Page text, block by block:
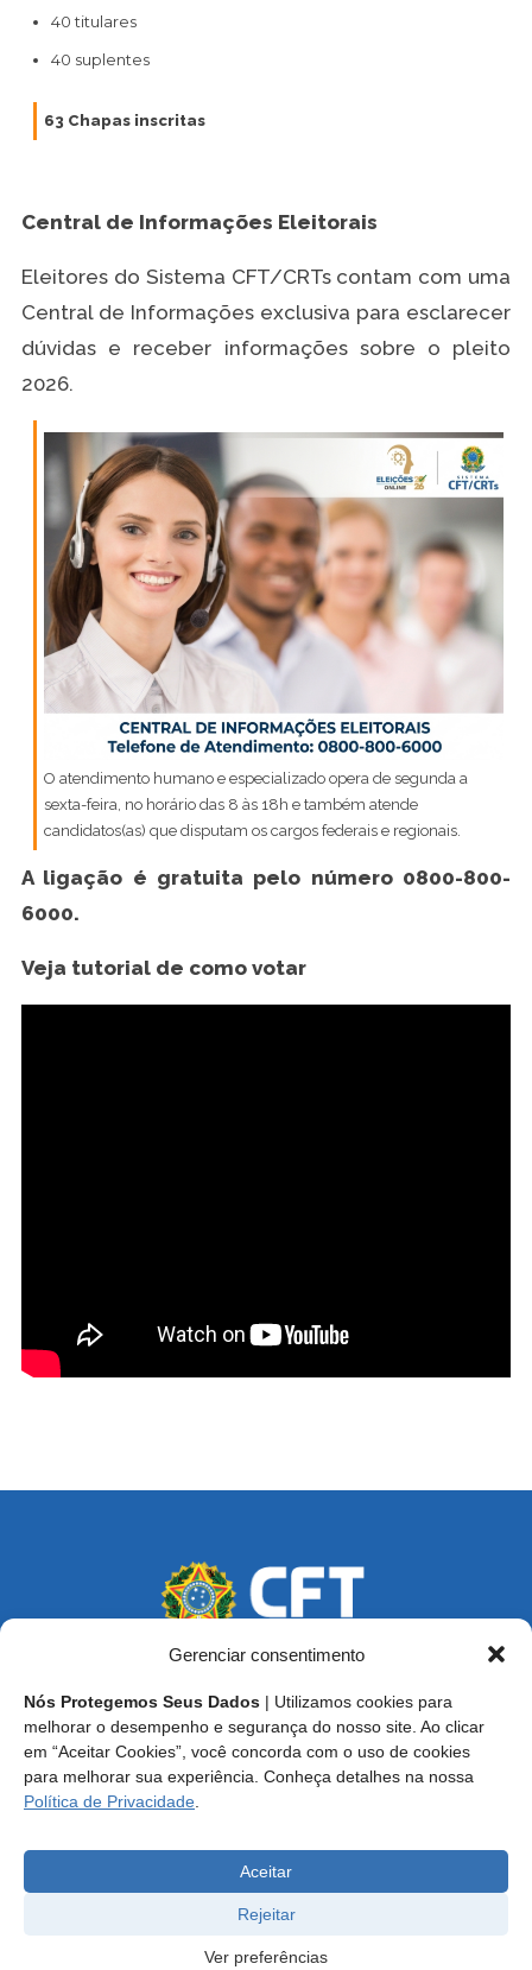
Gerenciar consentimento
Nós Protegemos Seus Dados | Utilizamos cookies para
melhorar o desempenho e segurança do nosso site. Ao clicar
em “Aceitar Cookies”, você concorda com o uso de cookies
para melhorar sua experiência. Conheça detalhes na nossa
Política de Privacidade
Aceitar
Rejeitar
Ver preferências
40 titulares
40 suplentes
63 Chapas inscritas
Central de Informações Eleitorais
Eleitores do Sistema CFT/CRTs contam com uma
Central de Informações exclusiva para esclarecer
dúvidas e receber informações sobre o pleito
2026.
O atendimento humano e especializado opera de segunda a
sexta-feira, no horário das 8 às 18h e também atende
candidatos(as) que disputam os cargos federais e regionais.
A ligação é gratuita pelo número 0800-800-
6000.
Veja tutorial de como votar
Endereço: SCS, Quadra 02, Bloco D, Ed. Oscar Niemeyer,
9º Andar CEP 70.316-900 - Brasília/DF
Central de Atendimento ao Técnico:0800 016-1515